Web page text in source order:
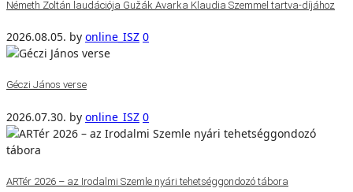
Németh Zoltán laudációja Gužák Avarka Klaudia Szemmel tartva-díjához
2026.08.05. by online_ISZ 0
Géczi János verse
2026.07.30. by online_ISZ 0
ARTér 2026 – az Irodalmi Szemle nyári tehetséggondozó tábora